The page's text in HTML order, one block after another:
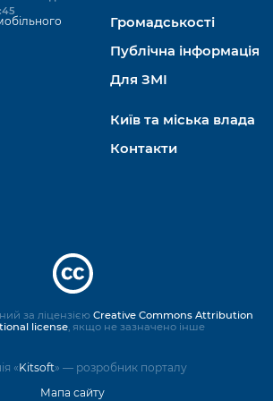
Громадськості
Публічна інформація
Для ЗМІ
Київ та міська влада
Контакти
«Kitsoft» — розробник порталу
Мапа сайту
за ліцензією Creative Commons Attribution
license, якщо не зазначено інше